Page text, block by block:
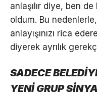
anlaşılır diye, ben
oldum. Bu
anlayışınızı rica
diyerek ayrılık
SADECE
YENİ GRUP